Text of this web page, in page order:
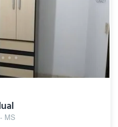
MS